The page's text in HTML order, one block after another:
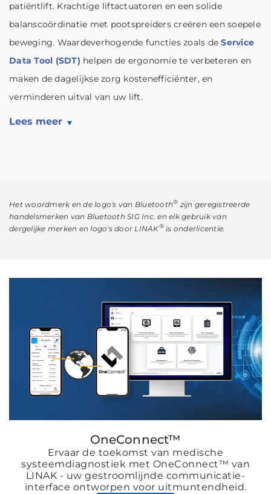
patiëntlift. Krachtige liftactuatoren en een solide
balanscoördinatie met pootspreiders creëren een soepele
beweging. Waardeverhogende functies zoals deService
Data Tool (SDT) helpen de ergonomie te verbeteren en
maken de dagelijkse zorg kostenefficiënter, en
verminderen uitval van uw lift.
Lees meer
Het woordmerk en de logo's van Bluetooth® zijn geregistreerde
handelsmerken van Bluetooth SIG Inc. en elk gebruik van
dergelijke merken en logo's door LINAK®is onderlicentie.
OneConnect™
Ervaar de toekomst van medische
systeemdiagnostiek met OneConnect™ van
LINAK - uw gestroomlijnde communicatie-
interface ontworpen voor uitmuntendheid.